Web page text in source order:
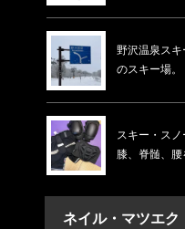
野沢温泉ス
のスキー場。
スキー・スノ
膝、脊髄、腰
ネイル・マツエク